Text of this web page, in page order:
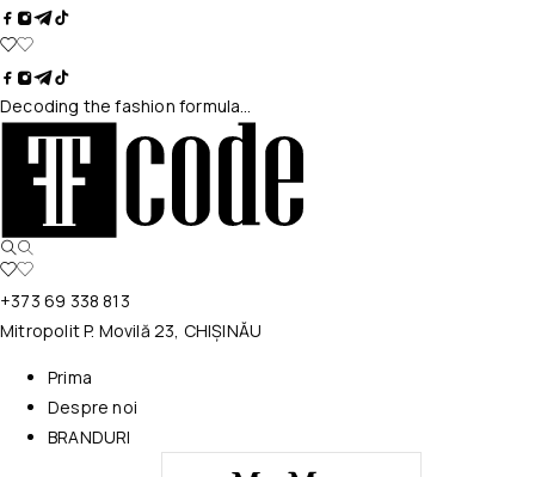
Decoding the fashion formula…
+373 69 338 813
Mitropolit P. Movilă 23, CHIȘINĂU
Prima
Despre noi
BRANDURI